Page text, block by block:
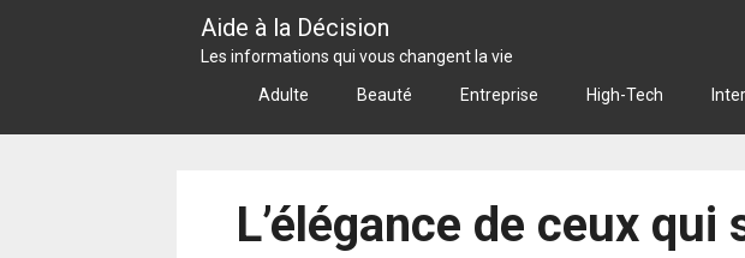
Aide à la Décision
Les informations qui vous changent la vie
Adulte
Beauté Entreprise High-Tech
L’élégance de ceux qui